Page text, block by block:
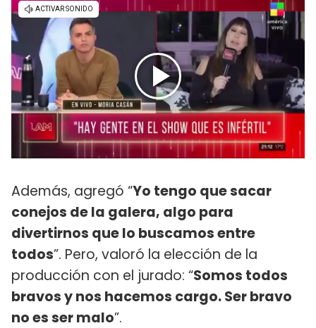
Además, agregó “Yo tengo que sacar
conejos de la galera, algo para
divertirnos que lo buscamos entre
todos”. Pero, valoró la elección de la
producción con el jurado: “Somos todos
bravos y nos hacemos cargo. Ser bravo
no es ser malo”.